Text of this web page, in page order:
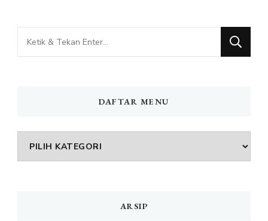
Mencari
Sesuatu?
DAFTAR MENU
DAFTAR
MENU
ARSIP